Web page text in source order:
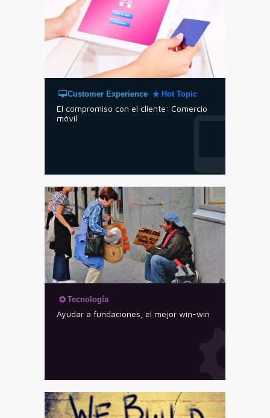
Customer Experience Hot Topic
El compromiso con el cliente: Comercio
móvil
Tecnología
Ayudar a fundaciones, el mejor win-win